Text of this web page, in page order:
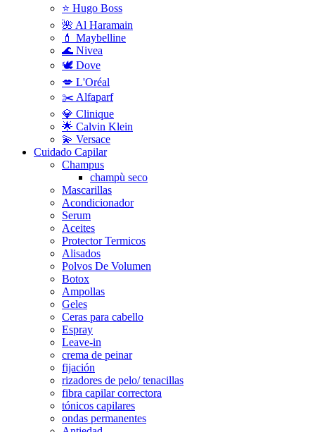
⭐ Hugo Boss
🌺 Al Haramain
💄 Maybelline
🌊 Nivea
🕊️ Dove
💋 L'Oréal
✂️ Alfaparf
💎 Clinique
🌟 Calvin Klein
💫 Versace
Cuidado Capilar
Champus
champù seco
Mascarillas
Acondicionador
Serum
Aceites
Protector Termicos
Alisados
Polvos De Volumen
Botox
Ampollas
Geles
Ceras para cabello
Espray
Leave-in
crema de peinar
fijación
rizadores de pelo/ tenacillas
fibra capilar correctora
tónicos capilares
ondas permanentes